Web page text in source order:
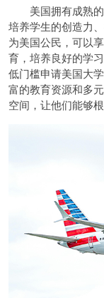
美国拥有成熟的
培养学生的创造力
为美国公民，可以
育，培养良好的学
低门槛申请美国大
富的教育资源和多
空间，让他们能够